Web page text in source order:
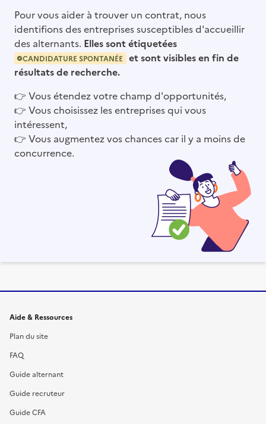
Pour vous aider à trouver un contrat, nous
identifions des entreprises susceptibles d'accueillir
des alternants. Elles sont étiquetées
CANDIDATURE SPONTANÉE
et sont visibles en fin de
résultats de recherche.
👉 Vous étendez votre champ d'opportunités,
👉 Vous choisissez les entreprises qui vous
intéressent,
👉 Vous augmentez vos chances car il y a moins de
concurrence.
Informations et liens du site
Aide & Ressources
Plan du site
FAQ
Guide alternant
Guide recruteur
Guide CFA